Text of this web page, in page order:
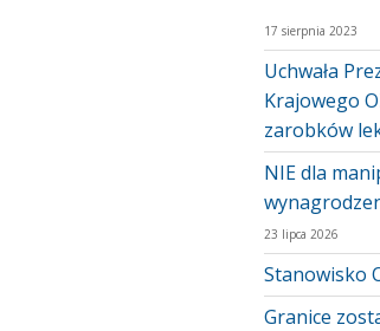
17 sierpnia 2023
Uchwała
Krajowego
zarobków
NIE dla
23 lipca 2026
Stanowisko
Granice